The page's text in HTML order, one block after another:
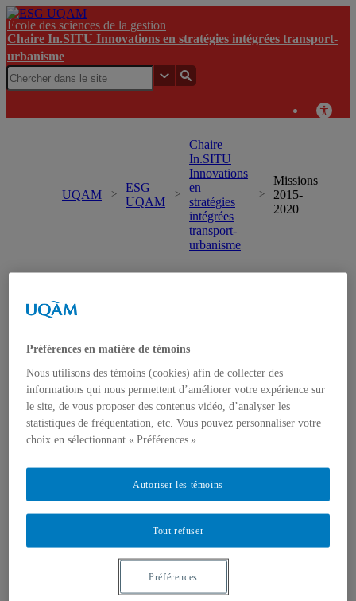
École des sciences de la gestion
Chaire In.SITU Innovations en stratégies intégrées transport-
urbanisme
UQAM
ESG
UQAM
Chaire
In.SITU
Innovations
en
stratégies
intégrées
transport-
urbanisme
Missions
2015-
2020
Chaire In.SITU Innovations en stratégies intégrées
Nouvelles
Nous joindre
À propos
Missions 2015-2020
Titulaire 2015-2020
Partenaires 2015-2020
Membres 2015-2020
Membres associés (2015-2020)
Transferts
Séminaires partenariaux In.SITU
Colloques
Expertise pour le milieu
Préférences en matière de témoins
Nous utilisons des témoins (cookies) afin de collecter des
informations qui nous permettent d’améliorer votre expérience sur
le site, de vous proposer des contenus vidéo, d’analyser les
statistiques de fréquentation, etc. Vous pouvez personnaliser votre
choix en sélectionnant « Préférences ».
Tout refuser
Autoriser les témoins
Préférences